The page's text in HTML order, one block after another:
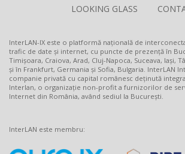
LOOKING GLASS
InterLAN-IX este o platformă națională de
trafic de date și internet, cu puncte de prezență în
Timișoara, Craiova, Arad, Cluj-Napoca, Suceava, Iași,
și în Frankfurt, Germania și Sofia, Bulgaria. InterLAN
companie privată cu capital românesc deținută
Interlan, o organizație non-profit a furnizorilor de
Internet din România, având sediul la București.
InterLAN este membru: